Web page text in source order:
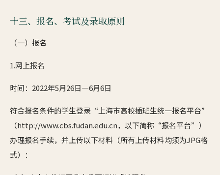
十三、报名、考试及录取原则
（一）报名
1.网上报名
时间：2022年5月26日—6月6日
符合报名条件的学生登录“上海市高校插班生统一报名平台”
（http://www.cbs.fudan.edu.cn，以下简称“报名平台”）
办理报名手续，并上传以下材料（所有上传材料均须为JPG格
式）：